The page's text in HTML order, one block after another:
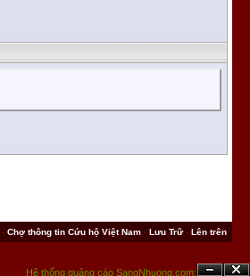
Hệ thống quảng cáo SangNhuong.com;
- Chợ thông tin Cứu hộ Việt Nam - Lưu Trữ- Lên trên